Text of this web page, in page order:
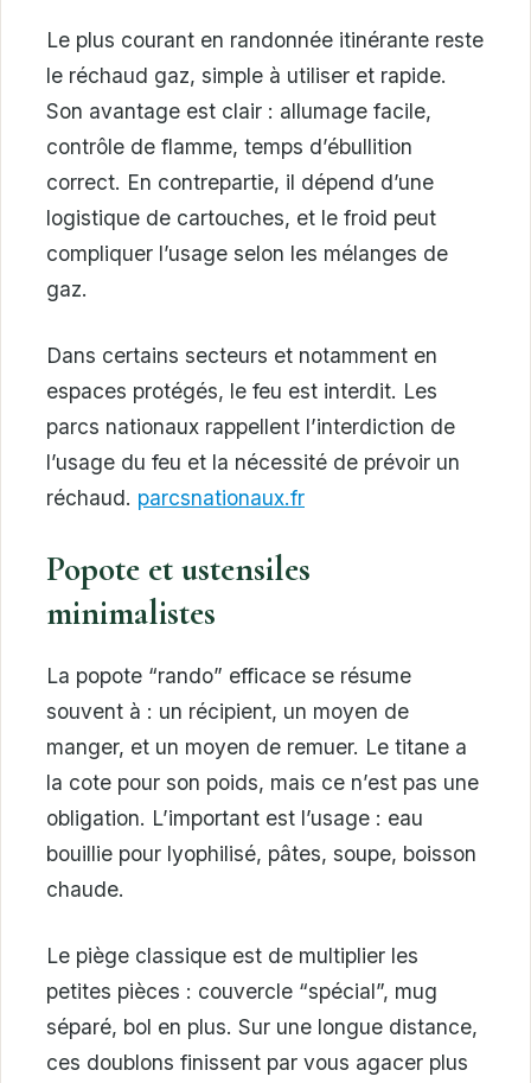
Le plus courant en randonnée itinérante reste
le réchaud gaz, simple à utiliser et rapide.
Son avantage est clair : allumage facile,
contrôle de flamme, temps d’ébullition
correct. En contrepartie, il dépend d’une
logistique de cartouches, et le froid peut
compliquer l’usage selon les mélanges de
gaz.
Dans certains secteurs et notamment en
espaces protégés, le feu est interdit. Les
parcs nationaux rappellent l’interdiction de
l’usage du feu et la nécessité de prévoir un
réchaud. parcsnationaux.fr
Popote et ustensiles
minimalistes
La popote “rando” efficace se résume
souvent à : un récipient, un moyen de
manger, et un moyen de remuer. Le titane a
la cote pour son poids, mais ce n’est pas une
obligation. L’important est l’usage : eau
bouillie pour lyophilisé, pâtes, soupe, boisson
chaude.
Le piège classique est de multiplier les
petites pièces : couvercle “spécial”, mug
séparé, bol en plus. Sur une longue distance,
ces doublons finissent par vous agacer plus